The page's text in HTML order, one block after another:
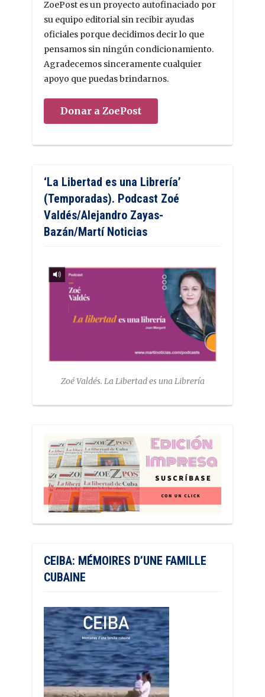
ZoePost es un proyecto autofinaciado por
su equipo editorial sin recibir ayudas
oficiales porque decidimos decir lo que
pensamos sin ningún condicionamiento.
Agradecemos sinceramente cualquier
apoyo que puedas brindarnos.
Donar a ZoePost
‘La Libertad es una Librería’
(Temporadas). Podcast Zoé
Valdés/Alejandro Zayas-
Bazán/Martí Noticias
Zoé Valdés. La Libertad es una Librería
CEIBA: MÉMOIRES D’UNE FAMILLE
CUBAINE